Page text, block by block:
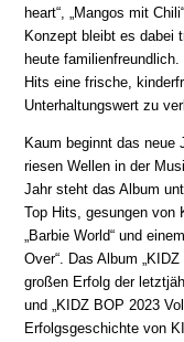
heart“, „Mangos mit
Konzept bleibt es dabei
heute
Hits eine frische,
Unterhaltungswert zu
Kaum beginnt das neue
riesen Wellen in der
Jahr steht das Album
Top Hits, gesungen von
„Barbie World“ und
Over“. Das Album
großen Erfolg der
und „KIDZ BOP 2023
Erfolgsgeschichte von